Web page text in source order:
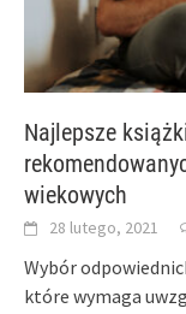
Najlepsze
wiekowych
28 lutego, 2021
Wybór
które wymaga